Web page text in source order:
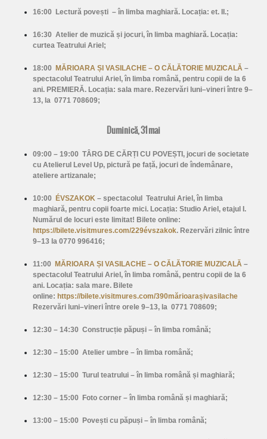
16:00 Lectură povești – în limba maghiară. Locația: et. II.;
16:30 Atelier de muzică și jocuri, în limba maghiară. Locația:
curtea Teatrului Ariel;
18:00 MĂRIOARA ȘI VASILACHE – O CĂLĂTORIE MUZICALĂ –
spectacolul Teatrului Ariel, în limba română, pentru copii de la 6
ani. PREMIERĂ. Locația: sala mare. Rezervări luni–vineri între 9–
13, la 0771 708609;
Duminică, 31 mai
09:00 – 19:00 TÂRG DE CĂRȚI CU POVEȘTI, jocuri de societate
cu Atelierul Level Up, pictură pe față, jocuri de îndemânare,
ateliere artizanale;
10:00 ÉVSZAKOK – spectacolul Teatrului Ariel, în limba
maghiară, pentru copii foarte mici. Locația: Studio Ariel, etajul I.
Numărul de locuri este limitat! Bilete online:
https://bilete.visitmures.com/229évszakok. Rezervări zilnic între
9–13 la 0770 996416;
11:00 MĂRIOARA ȘI VASILACHE – O CĂLĂTORIE MUZICALĂ –
spectacolul Teatrului Ariel, în limba română, pentru copii de la 6
ani. Locația: sala mare. Bilete
online: https://bilete.visitmures.com/390mărioarașivasilache
Rezervări luni–vineri între orele 9–13, la 0771 708609;
12:30 – 14:30 Construcție păpuși –în limba română;
12:30 – 15:00 Atelier umbre –în limba română;
12:30 – 15:00 Turul teatrului –în limba română și maghiară;
12:30 – 15:00 Foto corner –în limba română și maghiară;
13:00 – 15:00 Povești cu păpuși –în limba română;